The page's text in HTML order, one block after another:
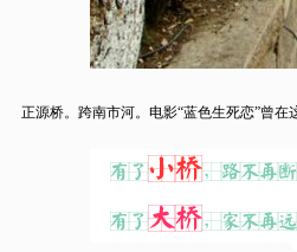
正源桥。跨南市河。电影“蓝色生死恋”曾在